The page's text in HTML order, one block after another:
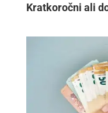
Kratkoročni ali